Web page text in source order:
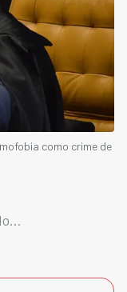
como crime de